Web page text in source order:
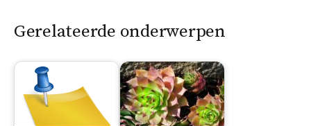
Gerelateerde onderwerpen